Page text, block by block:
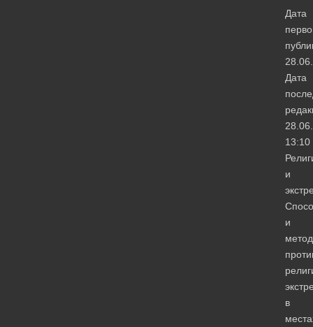
Дата
Дата
13:10
и
и
в